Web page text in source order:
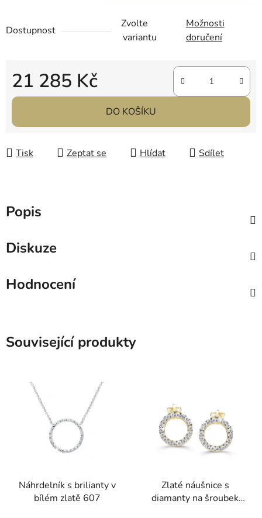
Dostupnost
Zvolte
variantu
Možnosti
doručení
21 285 Kč
Měrná cena:
DO KOŠÍKU
Tisk Zeptat se Hlídat Sdílet
Popis
Diskuze
Hodnocení
Související produkty
Náhrdelník s brilianty v
bílém zlatě 607
Zlaté náušnice s
diamanty na šroubek